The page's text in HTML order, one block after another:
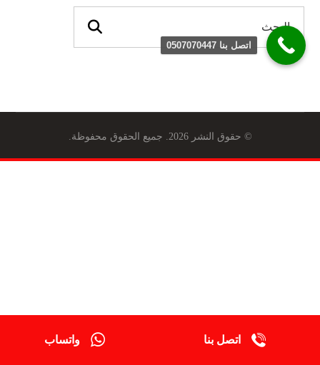
© حقوق النشر 2026. جميع الحقوق محفوظة.
اتصل بنا واتساب
اتصل بنا 0507070447